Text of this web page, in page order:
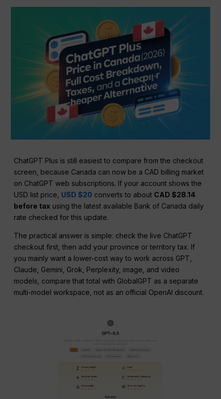
ChatGPT Plus is still easiest to compare from the checkout
screen, because Canada can now be a CAD billing market
on ChatGPT web subscriptions. If your account shows the
USD list price, USD $20 converts to about CAD $28.14
before tax using the latest available Bank of Canada daily
rate checked for this update.
The practical answer is simple: check the live ChatGPT
checkout first, then add your province or territory tax. If
you mainly want a lower-cost way to work across GPT,
Claude, Gemini, Grok, Perplexity, image, and video
models, compare that total with GlobalGPT as a separate
multi-model workspace, not as an official OpenAI discount.